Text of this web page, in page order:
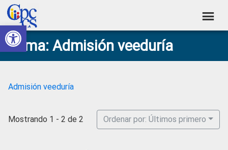
Abrir barra de herramientas
Skip
to
primary
navigation
Skip
to
main
content
Skip
to
primary
sidebar
Skip
to
footer
Consejo
de
Ciudadana
Control
Construyendo
Poder
Ciudadano
Tema: Admisión veeduría
Admisión veeduría
Mostrando 1 - 2 de 2 Ordenar por: Últimos primero